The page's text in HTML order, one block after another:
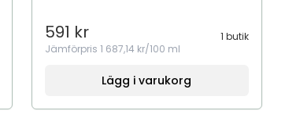
591 kr
1 butik
Jämförpris 1 687,14 kr/100 ml
Lägg i varukorg